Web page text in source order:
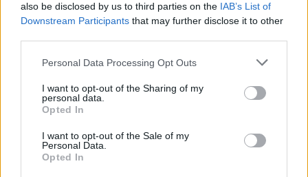
also be disclosed by us to third parties on the IAB’s List of
Downstream Participants that may further disclose it to other
Personal Data Processing Opt Outs
I want to opt-out of the Sharing of my
personal data.
Opted In
I want to opt-out of the Sale of my
Personal Data.
Opted In
Social Media
Terms & Privacy Menu
Όροι Χρήσης Πολιτική Απορρήτου